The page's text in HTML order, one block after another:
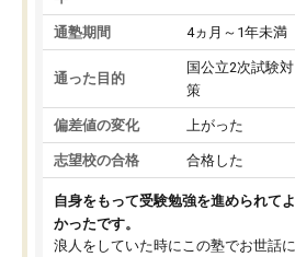
通塾期間 4ヵ月～1年未満
通った目的
国公立2次試験対
策
偏差値の変化 上がった
志望校の合格 合格した
自身をもって受験勉強を進められてよ
かったです。
浪人をしていた時にこの塾でお世話に